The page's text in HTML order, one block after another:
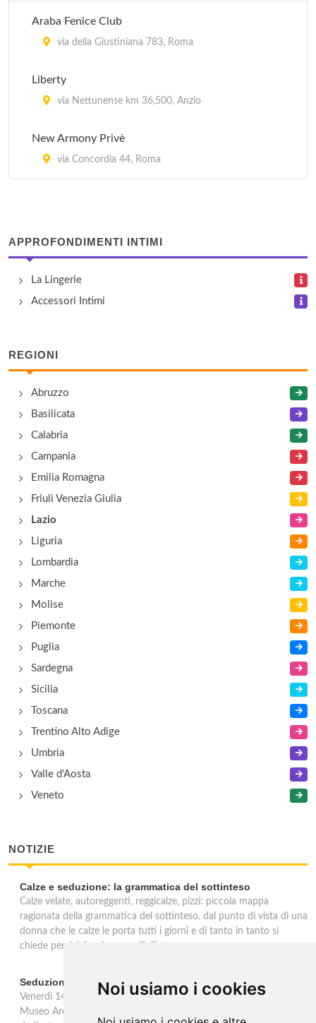
Noi usiamo i cookies
Araba Fenice Club
via della Giustiniana 783, Roma
Liberty
via Nettunense km 36,500, Anzio
New Armony Privè
via Concordia 44, Roma
APPROFONDIMENTI INTIMI
La Lingerie
Accessori Intimi
REGIONI
Abruzzo
Basilicata
Calabria
Campania
Emilia Romagna
Friuli Venezia Giulia
Lazio
Liguria
Lombardia
Marche
Molise
Piemonte
Puglia
Sardegna
Sicilia
Toscana
Trentino Alto Adige
Umbria
Valle d'Aosta
Veneto
NOTIZIE
Calze e seduzione: la grammatica del sottinteso
Calze velate, autoreggenti, reggicalze, pizzi: piccola mappa
ragionata della grammatica del sottinteso, dal punto di vista di una
donna che le calze le porta tutti i giorni e di tanto in tanto si
chiede perchè facciano quell'effetto.
Seduzioni. Il piacere sVelato
Venerdì 14 febbraio, in occasione della festa di San Valentino, il
Museo Archeologico Nazionale delle Marche propone un incontro